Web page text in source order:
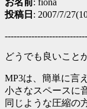
お名前 : fiona
投稿日 : 2007/7/
どうでも良いこと
MP3は、簡単に言
小さなスペースに
同じような圧縮の